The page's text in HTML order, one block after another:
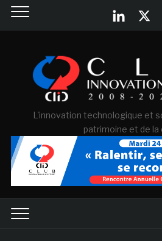
L'innovation technologique et
patrimoine et de la